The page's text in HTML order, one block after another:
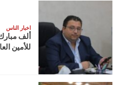
اخبار الناس
ألف
للأمين